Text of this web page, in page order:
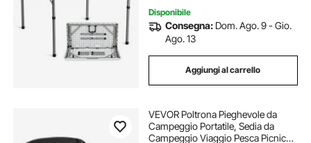
Disponibile
Consegna: Dom. Ago. 9 - Gio.
Ago. 13
Aggiungi al carrello
VEVOR Poltrona Pieghevole da
Campeggio Portatile, Sedia da
Campeggio Viaggio Pesca Picnic